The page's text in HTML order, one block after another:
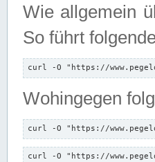
Wie allgemein
So führt
curl -O "https://
Wohingegen
curl -O "https://
curl -O "https://